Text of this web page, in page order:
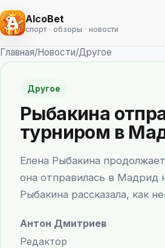
AlcoBet
спорт · обзоры · новости
Главная/Новости/Другое
Другое
Рыбакина
турниром в
Елена Рыбакина
она отправилась в Мадрид
Рыбакина рассказала, как
Антон Дмитриев
Редактор